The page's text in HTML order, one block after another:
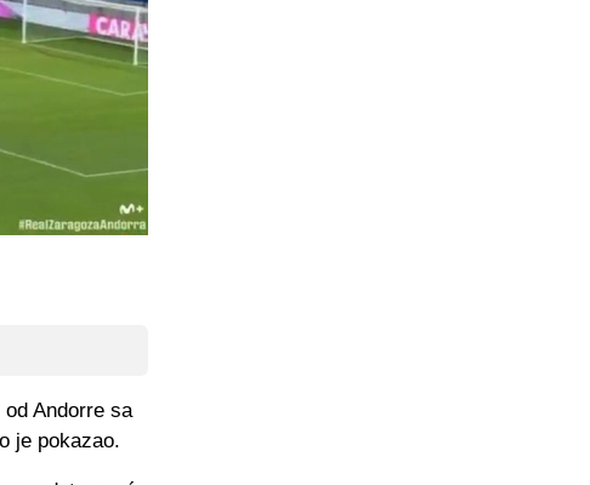
Andorre sa
je pokazao.